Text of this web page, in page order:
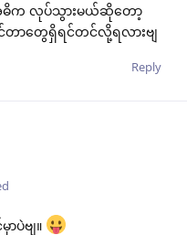
အဓိက လုပ်သွားမယ်ဆိုတော့
င်တာတွေရှိရင်တင်လို့ရလားဗျ
Reply
ဗျ။